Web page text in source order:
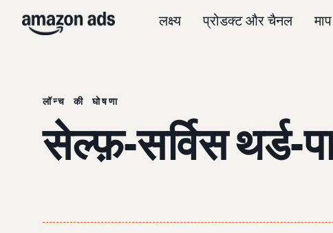
लक्ष्य प्रोडक्ट और चैनल माप
लॉन्च की घोषणा
सेल्फ़-सर्विस थर्ड-